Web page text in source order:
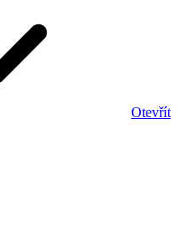
Otevřít